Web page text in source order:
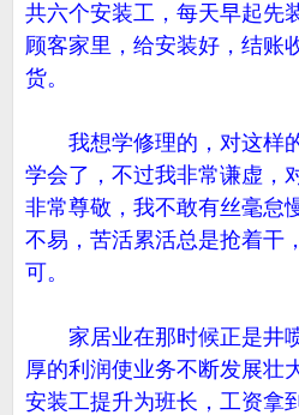
共六个安装工，每天早起先
顾客家里，给安装好，结账
货。
我想学修理的，对这样
学会了，不过我非常谦虚，
非常尊敬，我不敢有丝毫怠
不易，苦活累活总是抢着干
可。
家居业在那时候正是井
厚的利润使业务不断发展壮
安装工提升为班长，工资拿